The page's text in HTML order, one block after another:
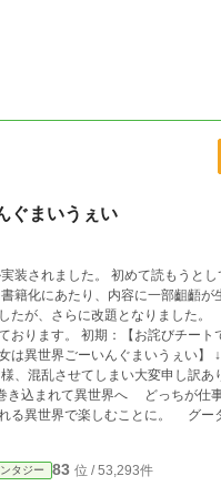
ぐまいうぇい
装されました。 初めて読もうと
たが、さらに改題となりました。
世界でごーいんぐまいうぇ
は異世界ごーいんぐまいうぇい】
異世界で楽しむことに。 グータ
て記憶はないし、場所は……「森!?」 記憶を
いろいろやらかしつつも我が道をひた走る
タジー 83 位 / 53,293件